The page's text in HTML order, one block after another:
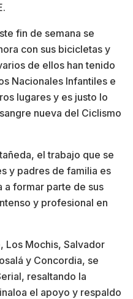
fin de semana se
con sus bicicletas y
de ellos han tenido
Nacionales Infantiles e
lugares y es justo lo
nueva del Ciclismo
el trabajo que se
y padres de familia es
a formar parte de sus
y profesional en
Los Mochis, Salvador
y Concordia, se
resaltando la
el apoyo y respaldo